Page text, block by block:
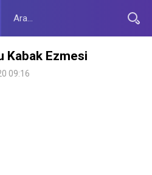
Kabak Ezmesi
09:16